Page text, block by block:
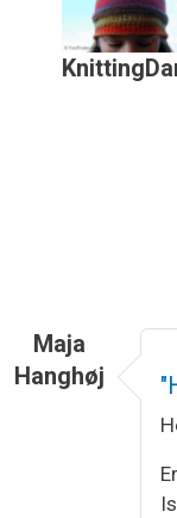
Maja
Hanghøj